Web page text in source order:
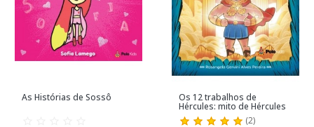
As Histórias de Sossô Os 12 trabalhos de
Hércules: mito de Hércules
para crianças (2)